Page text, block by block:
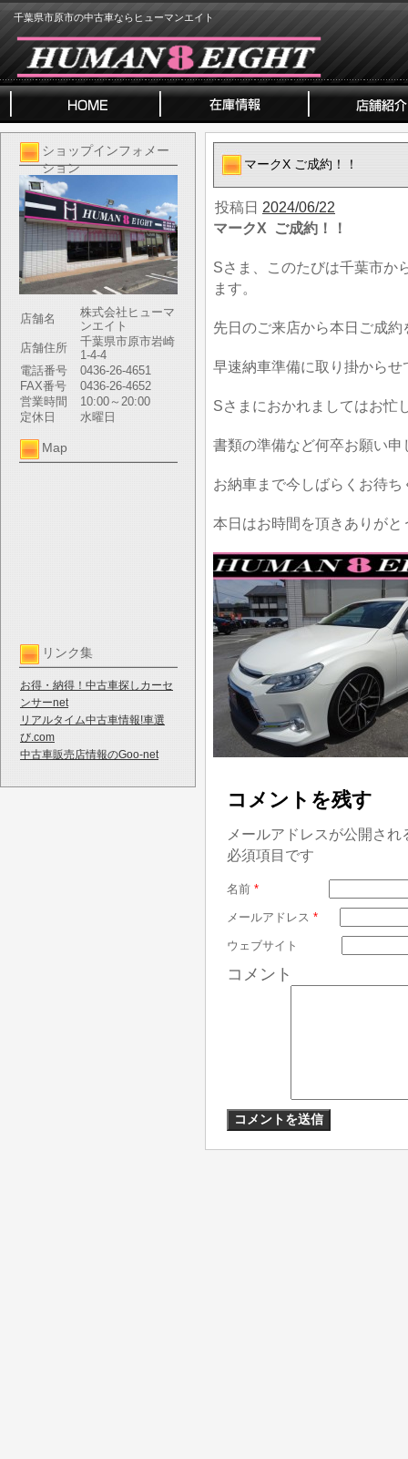
千葉県市原市の中古車ならヒューマンエイト
ショップインフォメー
ション
店舗名
株式会社ヒューマ
ンエイト
店舗住所
千葉県市原市岩崎
1-4-4
電話番号
0436-26-4651
FAX番号
0436-26-4652
営業時間
10:00～20:00
定休日
水曜日
Map
リンク集
お得・納得！中古車探しカーセ
ンサーnet
リアルタイム中古車情報!車選
び.com
中古車販売店情報のGoo-net
マークX ご成約！！
投稿日 2024/06/22
マークX ご成約！！
Sさま、このたびは千葉市か
ます。
先日のご来店から本日ご成
早速納車準備に取り掛からせ
Sさまにおかれましてはお忙
書類の準備など何卒お願い申
お納車まで今しばらくお待ち
本日はお時間を頂きありがと
コメントを残す
メールアドレスが公開さ
必須項目です
名前 *
メールアドレス *
ウェブサイト
コメント